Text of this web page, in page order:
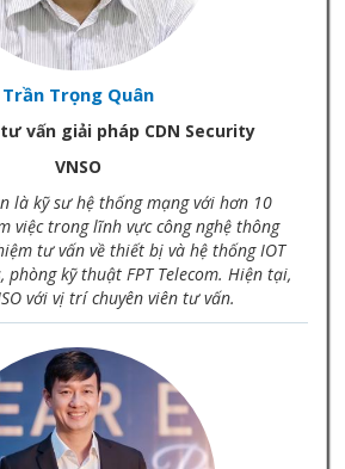
Trần Trọng Quân
vấn giải pháp CDN Security
VNSO
là kỹ sư hệ thống mạng với hơn 10
việc trong lĩnh vực công nghệ thông
tư vấn về thiết bị và hệ thống IOT
kỹ thuật FPT Telecom. Hiện tại,
với vị trí chuyên viên tư vấn.